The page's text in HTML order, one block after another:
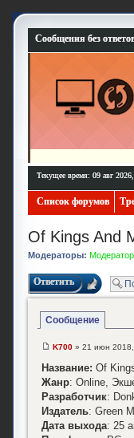
Сообщения без
Текущее время: 09 авг
Список форумов
Of Kings And
Модераторы:
Ответить
Сообщение
K700 » 21 июн
Название: Of
Жанр: Online,
Разработчик:
Издатель: Green
Дата выхода: 25